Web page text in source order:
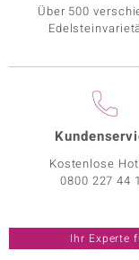
Über 500
Kostenlose
0800 227 44
Ihr Experte